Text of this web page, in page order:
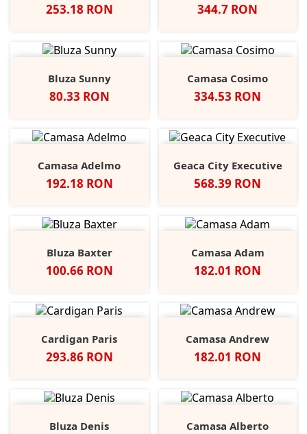
Pret
253.18 RON Pret
344.7 RON
Bluza Sunny
Pret
80.33 RON
Camasa Cosimo
Pret
334.53 RON
Camasa Adelmo
Pret
192.18 RON
Geaca City Executive
Pret
568.39 RON
Bluza Baxter
Pret
100.66 RON
Camasa Adam
Pret
182.01 RON
Cardigan Paris
Pret
293.86 RON
Camasa Andrew
Pret
182.01 RON
Bluza Denis Camasa Alberto